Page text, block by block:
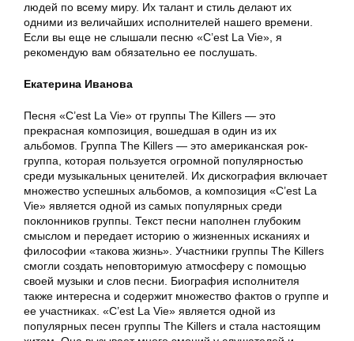
людей по всему миру. Их талант и стиль делают их
одними из величайших исполнителей нашего времени.
Если вы еще не слышали песню «C’est La Vie», я
рекомендую вам обязательно ее послушать.
Екатерина Иванова
Песня «C’est La Vie» от группы The Killers — это
прекрасная композиция, вошедшая в один из их
альбомов. Группа The Killers — это американская рок-
группа, которая пользуется огромной популярностью
среди музыкальных ценителей. Их дискография включает
множество успешных альбомов, а композиция «C’est La
Vie» является одной из самых популярных среди
поклонников группы. Текст песни наполнен глубоким
смыслом и передает историю о жизненных исканиях и
философии «такова жизнь». Участники группы The Killers
смогли создать неповторимую атмосферу с помощью
своей музыки и слов песни. Биография исполнителя
также интересна и содержит множество фактов о группе и
ее участниках. «С’est La Vie» является одной из
популярных песен группы The Killers и стала настоящим